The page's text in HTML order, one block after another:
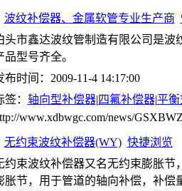
波纹补偿器、金属软管专业生产商
头市鑫达波纹管制造有限公司是波
品型号齐全。
布时间：2009-11-4 14:17:00
签： 轴向型补偿器|四氟补偿器|平
www.xdbwgc.com/news/
无约束波纹补偿器(WY) 快捷浏览
约束波纹补偿器又名无约束膨胀节
胀节，用于管道的轴向补偿，补偿